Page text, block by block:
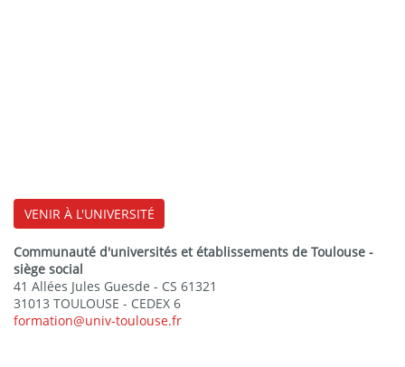
VENIR À L'UNIVERSITÉ
Communauté d'universités et établissements de Toulouse -
siège social
41 Allées Jules Guesde - CS 61321
31013 TOULOUSE - CEDEX 6
formation@univ-toulouse.fr